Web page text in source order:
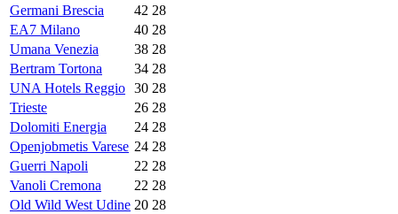
Germani Brescia
42 28
EA7 Milano
40 28
Umana Venezia
38 28
Bertram Tortona
34 28
UNA Hotels Reggio 30 28
Trieste
26 28
Dolomiti Energia
24 28
Openjobmetis Varese 24 28
Guerri Napoli
22 28
Vanoli Cremona
22 28
Old Wild West Udine 20 28